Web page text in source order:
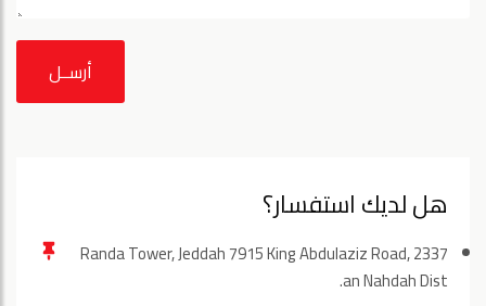
أرســل
هل لديك استفسار؟
Randa Tower, Jeddah 7915 King Abdulaziz Road, 2337
an Nahdah Dist.